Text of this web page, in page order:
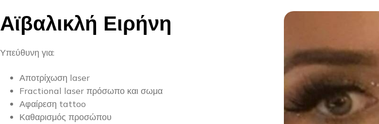
Αϊβαλικλή Ειρήνη
Υπεύθυνη για:
Αποτρίχωση laser
Fractional laser πρόσωπο και σωμα
Αφαίρεση tattoo
Καθαρισμός προσώπου